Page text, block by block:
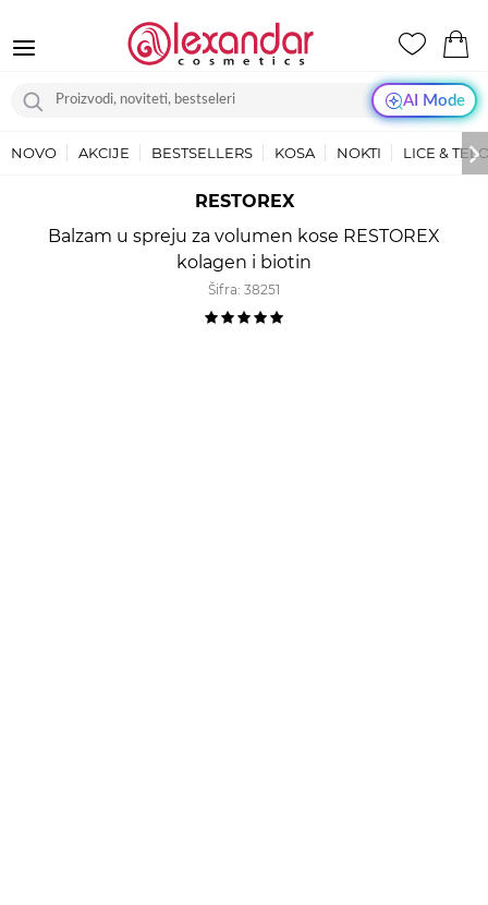
AI Mode
NOVO AKCIJE BESTSELLERS KOSA NOKTI LICE &
RESTOREX
Balzam u spreju za volumen kose RESTOREX
kolagen i biotin
Šifra: 38251